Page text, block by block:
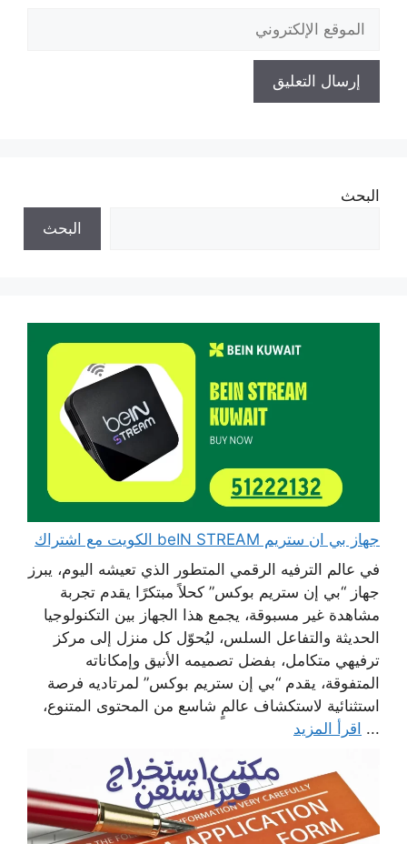
الموقع
الإلكتروني
البحث
البحث
جهاز بي ان ستريم beIN STREAM الكويت مع اشتراك
في عالم الترفيه الرقمي المتطور الذي تعيشه اليوم، يبرز
جهاز “بي إن ستريم بوكس” كحلاً مبتكرًا يقدم تجربة
مشاهدة غير مسبوقة، يجمع هذا الجهاز بين التكنولوجيا
الحديثة والتفاعل السلس، ليُحوّل كل منزل إلى مركز
ترفيهي متكامل، بفضل تصميمه الأنيق وإمكاناته
المتفوقة، يقدم “بي إن ستريم بوكس” لمرتاديه فرصة
استثنائية لاستكشاف عالمٍ شاسع من المحتوى المتنوع،
... اقرأ المزيد